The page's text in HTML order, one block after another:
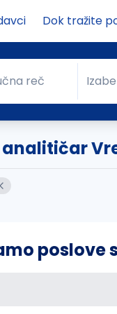
Dok tražite
rečreč Grad
poslove